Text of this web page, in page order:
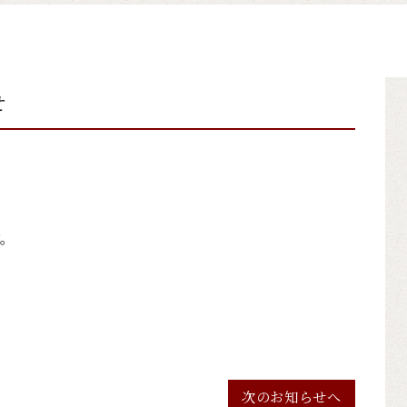
次のお知らせへ